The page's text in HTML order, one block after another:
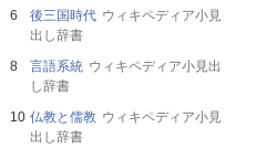
後三国時代 ウィキペディア小見
出し辞書
言語系統 ウィキペディア小見出
し辞書
仏教と儒教 ウィキペディア小見
出し辞書